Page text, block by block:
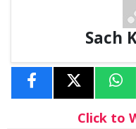
Sach
Click to